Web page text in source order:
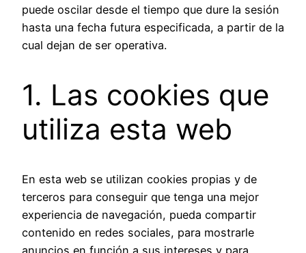
puede oscilar desde el tiempo que dure la sesión
hasta una fecha futura especificada, a partir de la
cual dejan de ser operativa.
1. Las cookies que
utiliza esta web
En esta web se utilizan cookies propias y de
terceros para conseguir que tenga una mejor
experiencia de navegación, pueda compartir
contenido en redes sociales, para mostrarle
anuncios en función a sus intereses y para